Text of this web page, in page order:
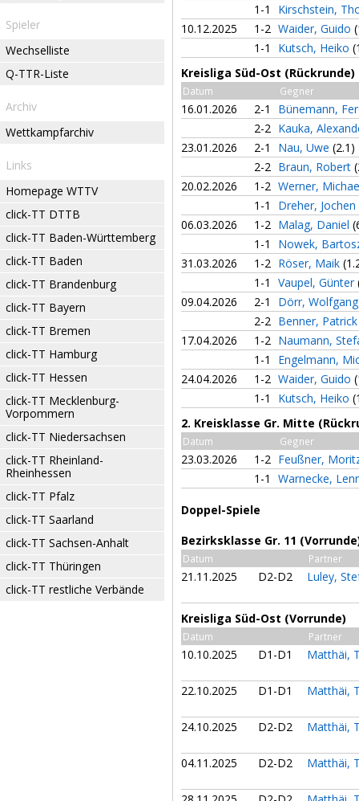
Spieler
Wechselliste
Q-TTR-Liste
Archiv
Wettkampfarchiv
Links
Homepage WTTV
click-TT DTTB
click-TT Baden-Württemberg
click-TT Baden
click-TT Brandenburg
click-TT Bayern
click-TT Bremen
click-TT Hamburg
click-TT Hessen
click-TT Mecklenburg-
Vorpommern
click-TT Niedersachsen
click-TT Rheinland-
Rheinhessen
click-TT Pfalz
click-TT Saarland
click-TT Sachsen-Anhalt
click-TT Thüringen
click-TT restliche Verbände
1-1
Kirschstein,
10.12.2025
1-2 Waider, Guido
1-1
Kutsch, Heiko
Kreisliga Süd-Ost (Rückrunde)
Datum Gegner
16.01.2026 2-1
Bünemann,
2-2 Kauka,
23.01.2026
2-1 Nau, Uwe (2.1)
2-2 Braun, Robert
20.02.2026
1-2 Werner,
1-1
Dreher, Jochen
06.03.2026
1-2 Malag, Daniel
1-1
Nowek,
31.03.2026
1-2 Röser, Maik
1-1
Vaupel, Günter
09.04.2026
2-1
Dörr,
2-2 Benner,
17.04.2026
1-2 Naumann,
1-1
Engelmann,
24.04.2026
1-2 Waider, Guido
1-1
Kutsch, Heiko
2. Kreisklasse Gr. Mitte
Datum Gegner
23.03.2026 1-2 Feußner,
1-1
Warnecke,
Doppel-Spiele
Bezirksklasse Gr. 11
Datum Partner
21.11.2025 D2-D2 Luley,
Kreisliga Süd-Ost (Vorrunde)
Datum Partner
10.10.2025 D1-D1 Matthäi,
22.10.2025 D1-D1 Matthäi,
24.10.2025 D2-D2 Matthäi,
04.11.2025 D2-D2 Matthäi,